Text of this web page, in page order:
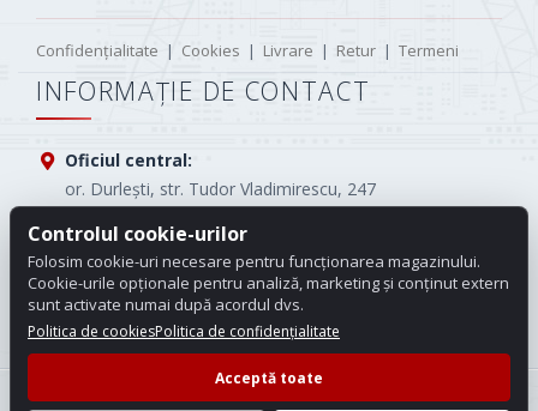
Confidențialitate | Cookies | Livrare | Retur | Termeni
INFORMAȚIE DE CONTACT
Oficiul central:
or. Durlești, str. Tudor Vladimirescu, 247
Tel.: (+373) 61005565
E-mail: info.carotop@gmail.com
Program de lucru: Luni - Vineri: 08:00 - 18:00
Controlul cookie-urilor
Folosim cookie-uri necesare pentru funcționarea magazinului.
Cookie-urile opționale pentru analiză, marketing și conținut extern
sunt activate numai după acordul dvs.
Politica de cookiesPolitica de confidențialitate
Acceptă toate